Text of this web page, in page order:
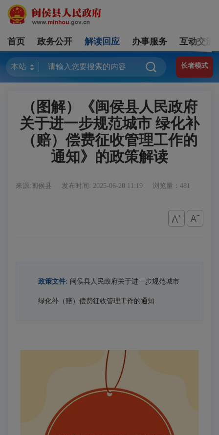
首页 政务公开 解读回应 办事服务 互动交流
长者模式
（图解）《闽侯县人民政府
关于进一步规范城市 绿化补
（赔）偿费征收管理工作的
通知》的政策解读
来源:闽侯县 发布时间: 2025-06-20 11:19 浏览量：481
政策文件: 闽侯县人民政府关于进一步规范城市
绿化补（赔）偿费征收管理工作的通知